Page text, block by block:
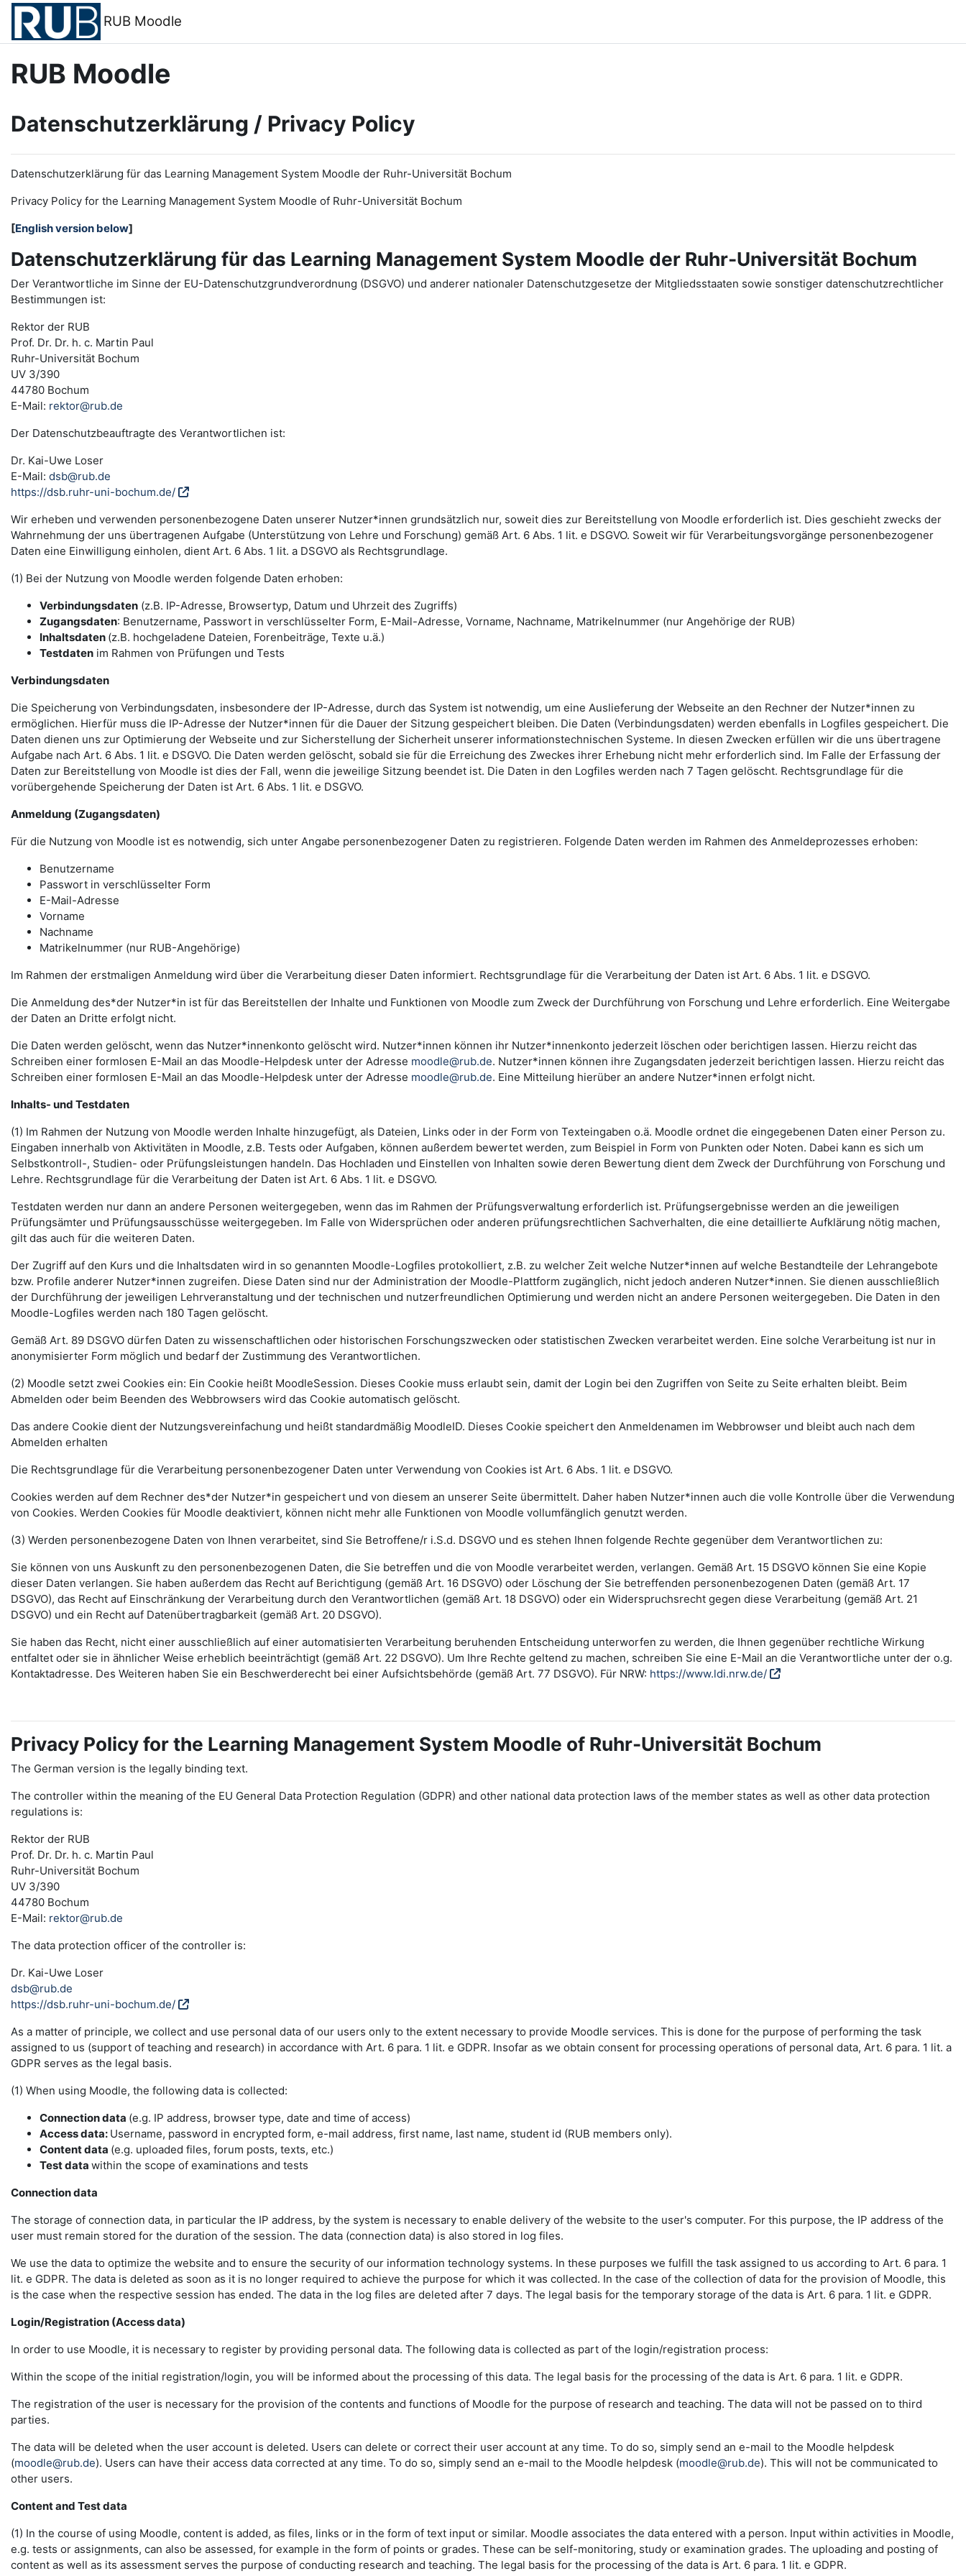
Zum Hauptinhalt
RUB Moodle
RUB Moodle
Datenschutzerklärung / Privacy Policy
Datenschutzerklärung für das Learning Management System Moodle der Ruhr-Universität Bochum
Privacy Policy for the Learning Management System Moodle of Ruhr-Universität Bochum
[English version below]
Datenschutzerklärung für das Learning Management System Moodle der Ruhr-Universität Bochum
Der Verantwortliche im Sinne der EU-Datenschutzgrundverordnung (DSGVO) und anderer nationaler Datenschutzgesetze der Mitgliedsstaaten sowie sonstiger datenschutzrechtlicher
Bestimmungen ist:
Rektor der RUB
Prof. Dr. Dr. h. c. Martin Paul
Ruhr-Universität Bochum
UV 3/390
44780 Bochum
E-Mail: rektor@rub.de
Der Datenschutzbeauftragte des Verantwortlichen ist:
Dr. Kai-Uwe Loser
E-Mail: dsb@rub.de
https://dsb.ruhr-uni-bochum.de/
Wir erheben und verwenden personenbezogene Daten unserer Nutzer*innen grundsätzlich nur, soweit dies zur Bereitstellung von Moodle erforderlich ist. Dies geschieht zwecks der
Wahrnehmung der uns übertragenen Aufgabe (Unterstützung von Lehre und Forschung) gemäß Art. 6 Abs. 1 lit. e DSGVO. Soweit wir für Verarbeitungsvorgänge personenbezogener
Daten eine Einwilligung einholen, dient Art. 6 Abs. 1 lit. a DSGVO als Rechtsgrundlage.
(1) Bei der Nutzung von Moodle werden folgende Daten erhoben:
Verbindungsdaten (z.B. IP-Adresse, Browsertyp, Datum und Uhrzeit des Zugriffs)
Zugangsdaten: Benutzername, Passwort in verschlüsselter Form, E-Mail-Adresse, Vorname, Nachname, Matrikelnummer (nur Angehörige der RUB)
Inhaltsdaten (z.B. hochgeladene Dateien, Forenbeiträge, Texte u.ä.)
Testdaten im Rahmen von Prüfungen und Tests
Verbindungsdaten
Die Speicherung von Verbindungsdaten, insbesondere der IP-Adresse, durch das System ist notwendig, um eine Auslieferung der Webseite an den Rechner der Nutzer*innen zu
ermöglichen. Hierfür muss die IP-Adresse der Nutzer*innen für die Dauer der Sitzung gespeichert bleiben. Die Daten (Verbindungsdaten) werden ebenfalls in Logfiles gespeichert. Die
Daten dienen uns zur Optimierung der Webseite und zur Sicherstellung der Sicherheit unserer informationstechnischen Systeme. In diesen Zwecken erfüllen wir die uns übertragene
Aufgabe nach Art. 6 Abs. 1 lit. e DSGVO. Die Daten werden gelöscht, sobald sie für die Erreichung des Zweckes ihrer Erhebung nicht mehr erforderlich sind. Im Falle der Erfassung der
Daten zur Bereitstellung von Moodle ist dies der Fall, wenn die jeweilige Sitzung beendet ist. Die Daten in den Logfiles werden nach 7 Tagen gelöscht. Rechtsgrundlage für die
vorübergehende Speicherung der Daten ist Art. 6 Abs. 1 lit. e DSGVO.
Anmeldung (Zugangsdaten)
Für die Nutzung von Moodle ist es notwendig, sich unter Angabe personenbezogener Daten zu registrieren. Folgende Daten werden im Rahmen des Anmeldeprozesses erhoben:
Benutzername
Passwort in verschlüsselter Form
E-Mail-Adresse
Vorname
Nachname
Matrikelnummer (nur RUB-Angehörige)
Im Rahmen der erstmaligen Anmeldung wird über die Verarbeitung dieser Daten informiert. Rechtsgrundlage für die Verarbeitung der Daten ist Art. 6 Abs. 1 lit. e DSGVO.
Die Anmeldung des*der Nutzer*in ist für das Bereitstellen der Inhalte und Funktionen von Moodle zum Zweck der Durchführung von Forschung und Lehre erforderlich. Eine Weitergabe
der Daten an Dritte erfolgt nicht.
Die Daten werden gelöscht, wenn das Nutzer*innenkonto gelöscht wird. Nutzer*innen können ihr Nutzer*innenkonto jederzeit löschen oder berichtigen lassen. Hierzu reicht das
Schreiben einer formlosen E-Mail an das Moodle-Helpdesk unter der Adresse moodle@rub.de. Nutzer*innen können ihre Zugangsdaten jederzeit berichtigen lassen. Hierzu reicht das
Schreiben einer formlosen E-Mail an das Moodle-Helpdesk unter der Adresse moodle@rub.de. Eine Mitteilung hierüber an andere Nutzer*innen erfolgt nicht.
Inhalts- und Testdaten
(1) Im Rahmen der Nutzung von Moodle werden Inhalte hinzugefügt, als Dateien, Links oder in der Form von Texteingaben o.ä. Moodle ordnet die eingegebenen Daten einer Person zu.
Eingaben innerhalb von Aktivitäten in Moodle, z.B. Tests oder Aufgaben, können außerdem bewertet werden, zum Beispiel in Form von Punkten oder Noten. Dabei kann es sich um
Selbstkontroll-, Studien- oder Prüfungsleistungen handeln. Das Hochladen und Einstellen von Inhalten sowie deren Bewertung dient dem Zweck der Durchführung von Forschung und
Lehre. Rechtsgrundlage für die Verarbeitung der Daten ist Art. 6 Abs. 1 lit. e DSGVO.
Testdaten werden nur dann an andere Personen weitergegeben, wenn das im Rahmen der Prüfungsverwaltung erforderlich ist. Prüfungsergebnisse werden an die jeweiligen
Prüfungsämter und Prüfungsausschüsse weitergegeben. Im Falle von Widersprüchen oder anderen prüfungsrechtlichen Sachverhalten, die eine detaillierte Aufklärung nötig machen,
gilt das auch für die weiteren Daten.
Der Zugriff auf den Kurs und die Inhaltsdaten wird in so genannten Moodle-Logfiles protokolliert, z.B. zu welcher Zeit welche Nutzer*innen auf welche Bestandteile der Lehrangebote
bzw. Profile anderer Nutzer*innen zugreifen. Diese Daten sind nur der Administration der Moodle-Plattform zugänglich, nicht jedoch anderen Nutzer*innen. Sie dienen ausschließlich
der Durchführung der jeweiligen Lehrveranstaltung und der technischen und nutzerfreundlichen Optimierung und werden nicht an andere Personen weitergegeben. Die Daten in den
Moodle-Logfiles werden nach 180 Tagen gelöscht.
Gemäß Art. 89 DSGVO dürfen Daten zu wissenschaftlichen oder historischen Forschungszwecken oder statistischen Zwecken verarbeitet werden. Eine solche Verarbeitung ist nur in
anonymisierter Form möglich und bedarf der Zustimmung des Verantwortlichen.
(2) Moodle setzt zwei Cookies ein: Ein Cookie heißt MoodleSession. Dieses Cookie muss erlaubt sein, damit der Login bei den Zugriffen von Seite zu Seite erhalten bleibt. Beim
Abmelden oder beim Beenden des Webbrowsers wird das Cookie automatisch gelöscht.
Das andere Cookie dient der Nutzungsvereinfachung und heißt standardmäßig MoodleID. Dieses Cookie speichert den Anmeldenamen im Webbrowser und bleibt auch nach dem
Abmelden erhalten
Die Rechtsgrundlage für die Verarbeitung personenbezogener Daten unter Verwendung von Cookies ist Art. 6 Abs. 1 lit. e DSGVO.
Cookies werden auf dem Rechner des*der Nutzer*in gespeichert und von diesem an unserer Seite übermittelt. Daher haben Nutzer*innen auch die volle Kontrolle über die Verwendung
von Cookies. Werden Cookies für Moodle deaktiviert, können nicht mehr alle Funktionen von Moodle vollumfänglich genutzt werden.
(3) Werden personenbezogene Daten von Ihnen verarbeitet, sind Sie Betroffene/r i.S.d. DSGVO und es stehen Ihnen folgende Rechte gegenüber dem Verantwortlichen zu:
Sie können von uns Auskunft zu den personenbezogenen Daten, die Sie betreffen und die von Moodle verarbeitet werden, verlangen. Gemäß Art. 15 DSGVO können Sie eine Kopie
dieser Daten verlangen. Sie haben außerdem das Recht auf Berichtigung (gemäß Art. 16 DSGVO) oder Löschung der Sie betreffenden personenbezogenen Daten (gemäß Art. 17
DSGVO), das Recht auf Einschränkung der Verarbeitung durch den Verantwortlichen (gemäß Art. 18 DSGVO) oder ein Widerspruchsrecht gegen diese Verarbeitung (gemäß Art. 21
DSGVO) und ein Recht auf Datenübertragbarkeit (gemäß Art. 20 DSGVO).
Sie haben das Recht, nicht einer ausschließlich auf einer automatisierten Verarbeitung beruhenden Entscheidung unterworfen zu werden, die Ihnen gegenüber rechtliche Wirkung
entfaltet oder sie in ähnlicher Weise erheblich beeinträchtigt (gemäß Art. 22 DSGVO). Um Ihre Rechte geltend zu machen, schreiben Sie eine E-Mail an die Verantwortliche unter der o.g.
Kontaktadresse. Des Weiteren haben Sie ein Beschwerderecht bei einer Aufsichtsbehörde (gemäß Art. 77 DSGVO). Für NRW: https://www.ldi.nrw.de/
Privacy Policy for the Learning Management System Moodle of Ruhr-Universität Bochum
The German version is the legally binding text.
The controller within the meaning of the EU General Data Protection Regulation (GDPR) and other national data protection laws of the member states as well as other data protection
regulations is:
Rektor der RUB
Prof. Dr. Dr. h. c. Martin Paul
Ruhr-Universität Bochum
UV 3/390
44780 Bochum
E-Mail: rektor@rub.de
The data protection officer of the controller is:
Dr. Kai-Uwe Loser
dsb@rub.de
https://dsb.ruhr-uni-bochum.de/
As a matter of principle, we collect and use personal data of our users only to the extent necessary to provide Moodle services. This is done for the purpose of performing the task
assigned to us (support of teaching and research) in accordance with Art. 6 para. 1 lit. e GDPR. Insofar as we obtain consent for processing operations of personal data, Art. 6 para. 1 lit. a
GDPR serves as the legal basis.
(1) When using Moodle, the following data is collected:
Connection data (e.g. IP address, browser type, date and time of access)
Access data: Username, password in encrypted form, e-mail address, first name, last name, student id (RUB members only).
Content data (e.g. uploaded files, forum posts, texts, etc.)
Test data within the scope of examinations and tests
Connection data
The storage of connection data, in particular the IP address, by the system is necessary to enable delivery of the website to the user's computer. For this purpose, the IP address of the
user must remain stored for the duration of the session. The data (connection data) is also stored in log files.
We use the data to optimize the website and to ensure the security of our information technology systems. In these purposes we fulfill the task assigned to us according to Art. 6 para. 1
lit. e GDPR. The data is deleted as soon as it is no longer required to achieve the purpose for which it was collected. In the case of the collection of data for the provision of Moodle, this
is the case when the respective session has ended. The data in the log files are deleted after 7 days. The legal basis for the temporary storage of the data is Art. 6 para. 1 lit. e GDPR.
Login/Registration (Access data)
In order to use Moodle, it is necessary to register by providing personal data. The following data is collected as part of the login/registration process:
Within the scope of the initial registration/login, you will be informed about the processing of this data. The legal basis for the processing of the data is Art. 6 para. 1 lit. e GDPR.
The registration of the user is necessary for the provision of the contents and functions of Moodle for the purpose of research and teaching. The data will not be passed on to third
parties.
The data will be deleted when the user account is deleted. Users can delete or correct their user account at any time. To do so, simply send an e-mail to the Moodle helpdesk
(moodle@rub.de). Users can have their access data corrected at any time. To do so, simply send an e-mail to the Moodle helpdesk (moodle@rub.de). This will not be communicated to
other users.
Content and Test data
(1) In the course of using Moodle, content is added, as files, links or in the form of text input or similar. Moodle associates the data entered with a person. Input within activities in Moodle,
e.g. tests or assignments, can also be assessed, for example in the form of points or grades. These can be self-monitoring, study or examination grades. The uploading and posting of
content as well as its assessment serves the purpose of conducting research and teaching. The legal basis for the processing of the data is Art. 6 para. 1 lit. e GDPR.